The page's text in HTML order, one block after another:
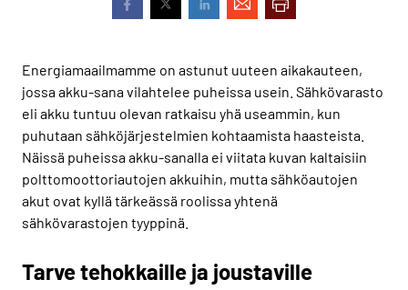
Energiamaailmamme on astunut uuteen aikakauteen,
jossa akku-sana vilahtelee puheissa usein. Sähkövarasto
eli akku tuntuu olevan ratkaisu yhä useammin, kun
puhutaan sähköjärjestelmien kohtaamista haasteista.
Näissä puheissa akku-sanalla ei viitata kuvan kaltaisiin
polttomoottoriautojen akkuihin, mutta sähköautojen
akut ovat kyllä tärkeässä roolissa yhtenä
sähkövarastojen tyyppinä.
Tarve tehokkaille ja joustaville